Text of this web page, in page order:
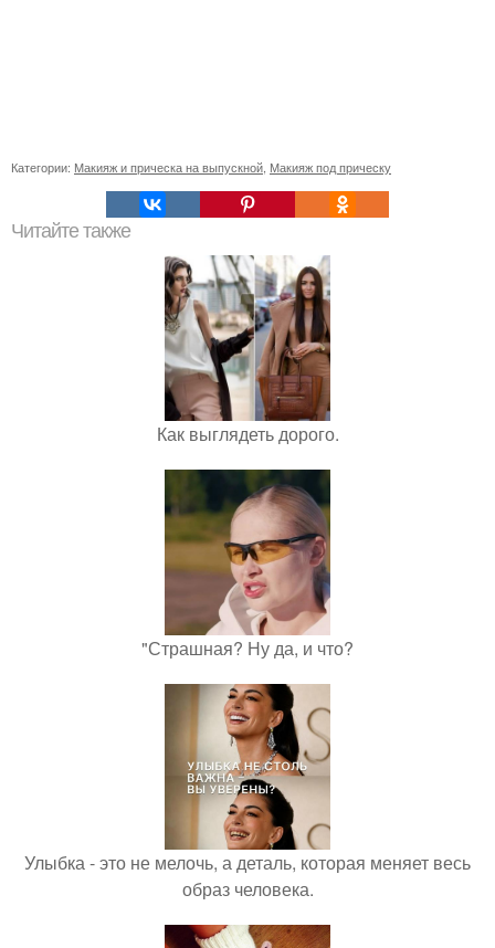
Категории: Макияж и прическа на выпускной Макияж под прическу
Читайте также
Как выглядеть дорого.
"Страшная? Ну да, и что?
Улыбка - это не мелочь, а деталь, которая меняет весь
образ человека.